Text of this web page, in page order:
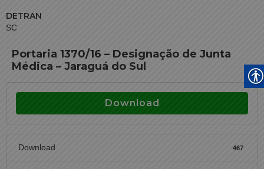
DETRAN
SC
Portaria 1370/16 – Designação de Junta
Médica – Jaraguá do Sul
Download
Download 467